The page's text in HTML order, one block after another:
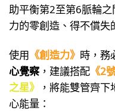
助平衡第2至第6脈輪
力的零創造、得不償失
使用 《創造力》 時，務
心覺察，建議搭配 《2
之星》
，將能雙管齊
心能量：